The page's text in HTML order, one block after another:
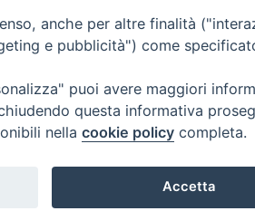
anche per altre finalità
e pubblicità") come
puoi avere maggiori
questa informativa
nella cookie policy completa.
Accetta